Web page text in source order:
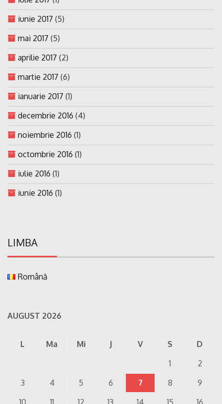
iunie 2017 (5)
mai 2017 (5)
aprilie 2017 (2)
martie 2017 (6)
ianuarie 2017 (1)
decembrie 2016 (4)
noiembrie 2016 (1)
octombrie 2016 (1)
iulie 2016 (1)
iunie 2016 (1)
LIMBA
Română
AUGUST 2026
L Ma Mi J V S
D
1
2
3
4 5 6 7 8
9